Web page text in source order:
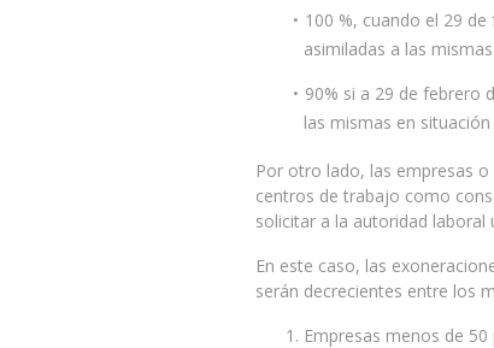
100 %, cuando el 29
asimiladas a las
90% si a 29 de febrero
las mismas en situación
Por otro lado, las empresas
centros de trabajo como
solicitar a la autoridad laboral
En este caso, las
serán decrecientes entre los
Empresas menos de